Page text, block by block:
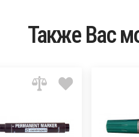
Также Вас